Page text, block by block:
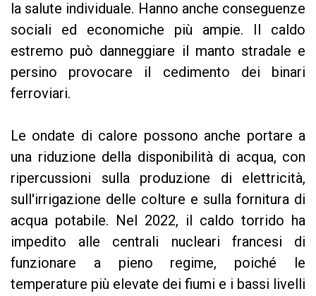
la salute individuale. Hanno anche conseguenze
sociali ed economiche più ampie. Il caldo
estremo può danneggiare il manto stradale e
persino provocare il cedimento dei binari
ferroviari.
Le ondate di calore possono anche portare a
una riduzione della disponibilità di acqua, con
ripercussioni sulla produzione di elettricità,
sull'irrigazione delle colture e sulla fornitura di
acqua potabile. Nel 2022, il caldo torrido ha
impedito alle centrali nucleari francesi di
funzionare a pieno regime, poiché le
temperature più elevate dei fiumi e i bassi livelli